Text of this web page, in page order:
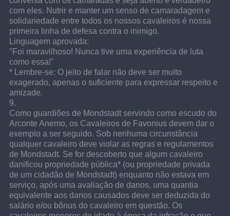
com eles. Nutrir e manter um senso de camaradagem e
solidariedade entre todos os nossos cavaleiros é nossa
primeira linha de defesa contra o inimigo.
Linguagem aprovada:
"Foi maravilhoso! Nunca tive uma experiência de luta
como essa!"
* Lembre-se: O jeito de falar não deve ser muito
exagerado, apenas o suficiente para expressar respeito e
amizade.
9.
Como guardiões de Mondstadt servindo como escudo do
Arconte Anemo, os Cavaleiros de Favonius devem dar o
exemplo a ser seguido. Sob nenhuma circunstância
qualquer cavaleiro deve violar as regras e regulamentos
de Mondstadt. Se for descoberto que algum cavaleiro
danificou propriedade pública* (ou propriedade privada
de um cidadão de Mondstadt) enquanto não estava em
serviço, após uma avaliação de danos, uma quantia
equivalente aos danos causados deve ser deduzida do
salário e/ou bônus do cavaleiro em questão. Os